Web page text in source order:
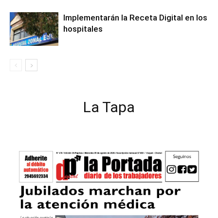
Implementarán la Receta Digital en los
hospitales
La Tapa